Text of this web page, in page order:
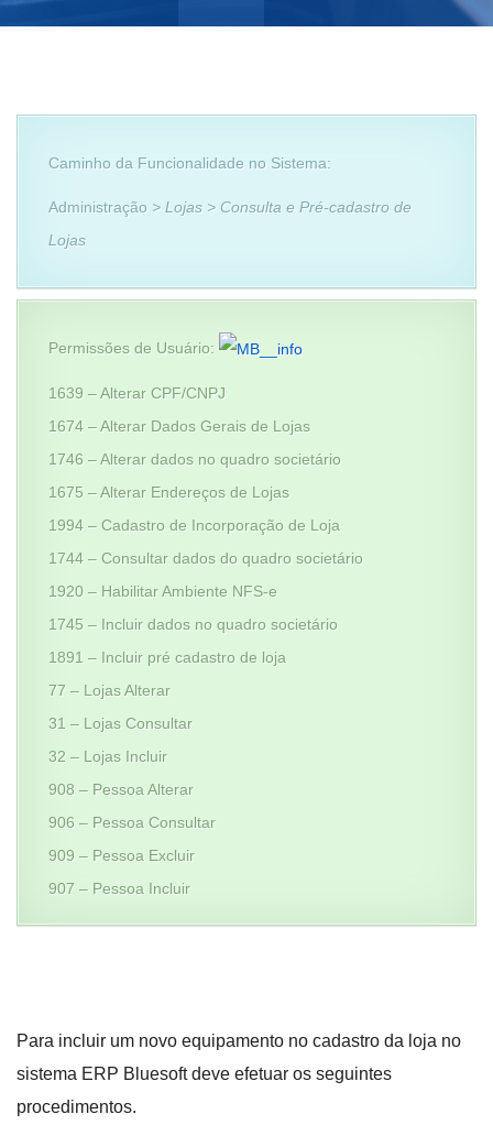
Caminho da Funcionalidade no Sistema:
Administração > Lojas > Consulta e Pré-cadastro de
Lojas
Permissões de Usuário:
1639 – Alterar CPF/CNPJ
1674 – Alterar Dados Gerais de Lojas
1746 – Alterar dados no quadro societário
1675 – Alterar Endereços de Lojas
1994 – Cadastro de Incorporação de Loja
1744 – Consultar dados do quadro societário
1920 – Habilitar Ambiente NFS-e
1745 – Incluir dados no quadro societário
1891 – Incluir pré cadastro de loja
77 – Lojas Alterar
31 – Lojas Consultar
32 – Lojas Incluir
908 – Pessoa Alterar
906 – Pessoa Consultar
909 – Pessoa Excluir
907 – Pessoa Incluir
Para incluir um novo equipamento no cadastro da loja no
sistema ERP Bluesoft deve efetuar os seguintes
procedimentos.